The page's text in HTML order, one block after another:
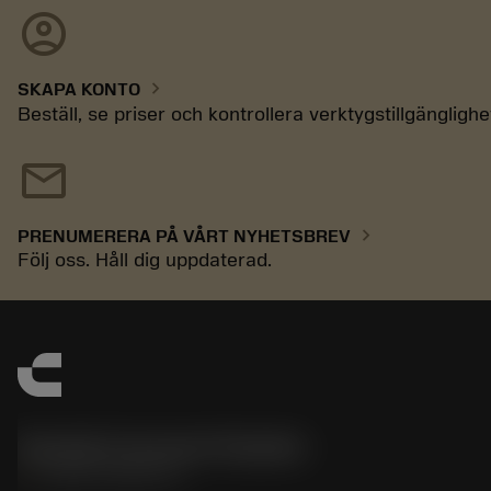
account_circle
SKAPA KONTO chevron_right
Beställ, se priser och kontrollera
mail
PRENUMERERA PÅ VÅRT NYHETSBREV chevron_right
Följ oss. Håll dig uppdaterad.